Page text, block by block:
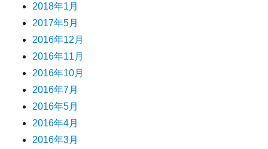
2018年1月
2017年5月
2016年12月
2016年11月
2016年10月
2016年7月
2016年5月
2016年4月
2016年3月